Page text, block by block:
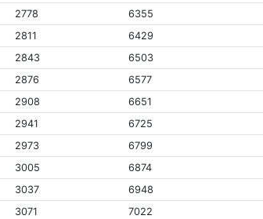
2778 6355
2811 6429
2843 6503
2876 6577
2908 6651
2941 6725
2973 6799
3005 6874
3037 6948
3071 7022